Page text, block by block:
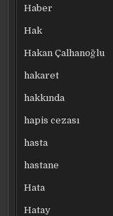
Haber
Hak
Hakan Çalhanoğlu
hakaret
hakkında
hapis cezası
hasta
hastane
Hata
Hatay